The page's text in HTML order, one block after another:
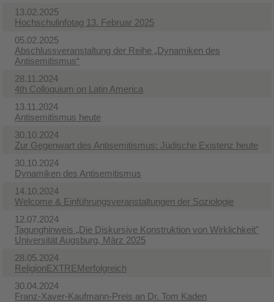
13.02.2025
Hochschulinfotag 13. Februar 2025
05.02.2025
Abschlussveranstaltung der Reihe „Dynamiken des
Antisemitismus“
28.11.2024
4th Colloquium on Latin America
13.11.2024
Antisemitismus heute
30.10.2024
Zur Gegenwart des Antisemitismus: Jüdische Existenz heute
30.10.2024
Dynamiken des Antisemitismus
14.10.2024
Welcome & Einführungsveranstaltungen der Soziologie
12.07.2024
Tagunghinweis „Die Diskursive Konstruktion von Wirklichkeit"
Universität Augsburg, März 2025
28.05.2024
ReligionEXTREMerfolgreich
30.04.2024
Franz-Xaver-Kaufmann-Preis an Dr. Tom Kaden